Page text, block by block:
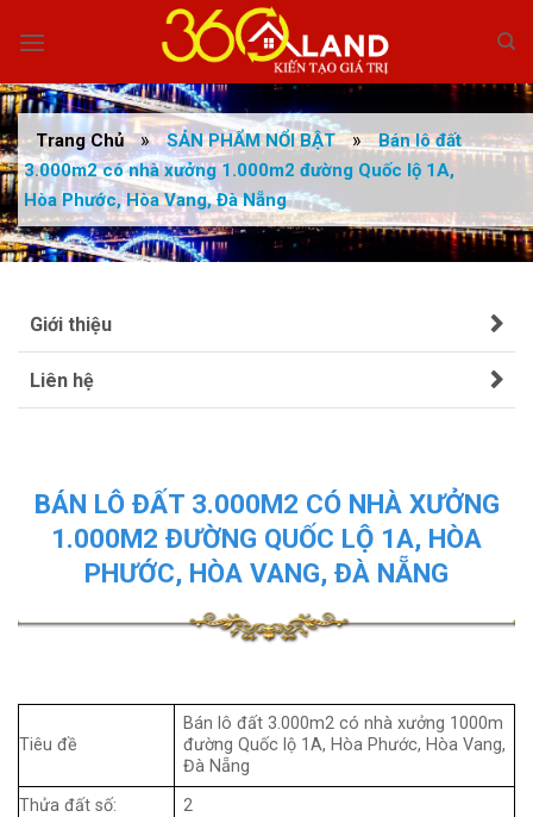
Trang Chủ » SẢN PHẨM NỔI BẬT » Bán lô đất
3.000m2 có nhà xưởng 1.000m2 đường Quốc lộ 1A,
Hòa Phước, Hòa Vang, Đà Nẵng
Giới thiệu
Liên hệ
BÁN LÔ ĐẤT 3.000M2 CÓ NHÀ XƯỞNG
1.000M2 ĐƯỜNG QUỐC LỘ 1A, HÒA
PHƯỚC, HÒA VANG, ĐÀ NẴNG
Tiêu đề
Bán lô đất 3.000m2 có nhà xưởng 1000m
đường Quốc lộ 1A, Hòa Phước, Hòa Vang,
Đà Nẵng
Thửa đất số:
2